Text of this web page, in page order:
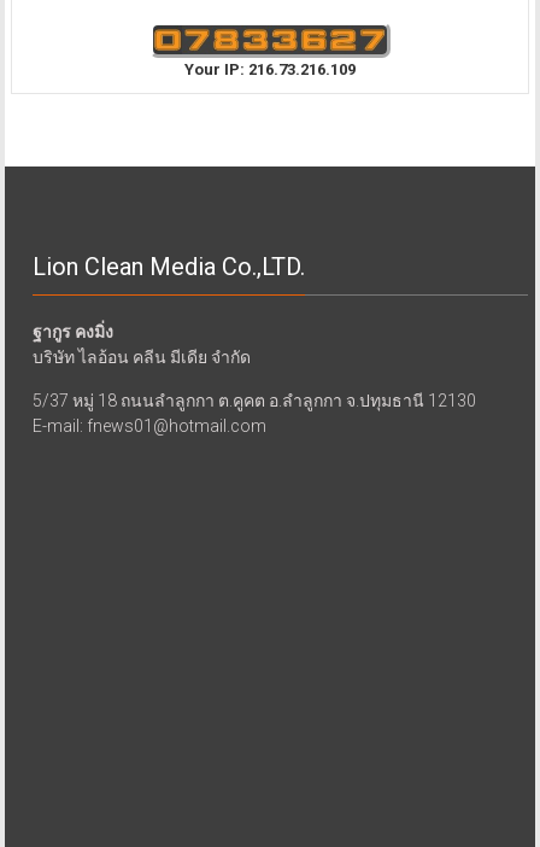
Your IP: 216.73.216.109
Lion Clean Media Co.,LTD.
ฐากูร คงมิ่ง
บริษัท ไลอ้อน คลีน มีเดีย จำกัด
5/37 หมู่ 18 ถนนลำลูกกา ต.คูคต อ.ลำลูกกา จ.ปทุมธานี 12130
E-mail: fnews01@hotmail.com